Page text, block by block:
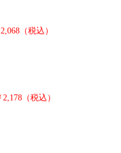
（税込）
（税込）